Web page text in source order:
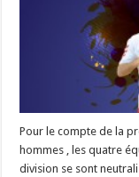
Pour le compte de la
hommes , les quatre
division se sont